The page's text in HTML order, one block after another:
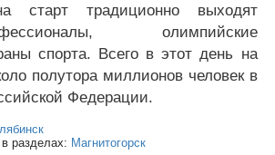
старт традиционно выходят
олимпийские
спорта. Всего в этот день на
полутора миллионов человек в
Федерации.
разделах: Магнитогорск